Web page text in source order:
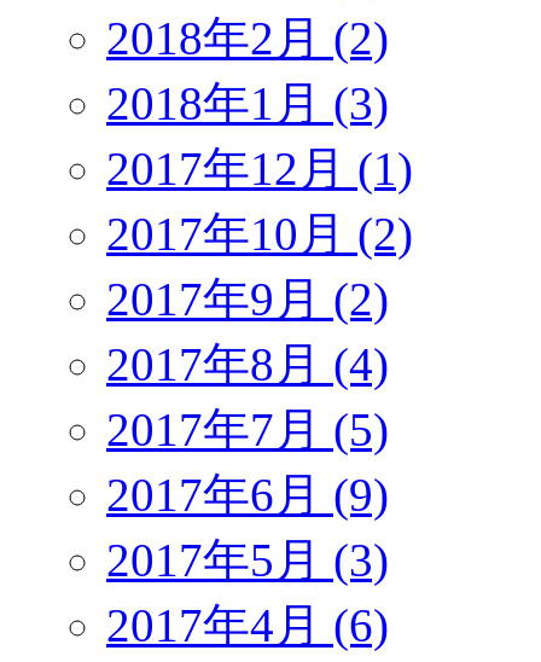
2018年2月 (2)
2018年1月 (3)
2017年12月 (1)
2017年10月 (2)
2017年9月 (2)
2017年8月 (4)
2017年7月 (5)
2017年6月 (9)
2017年5月 (3)
2017年4月 (6)